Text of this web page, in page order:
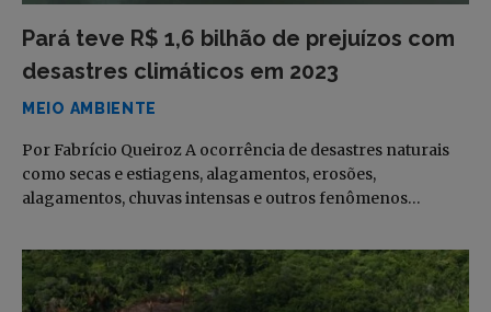
Pará teve R$ 1,6 bilhão de prejuízos com
desastres climáticos em 2023
MEIO AMBIENTE
Por Fabrício Queiroz A ocorrência de desastres naturais
como secas e estiagens, alagamentos, erosões,
alagamentos, chuvas intensas e outros fenômenos…